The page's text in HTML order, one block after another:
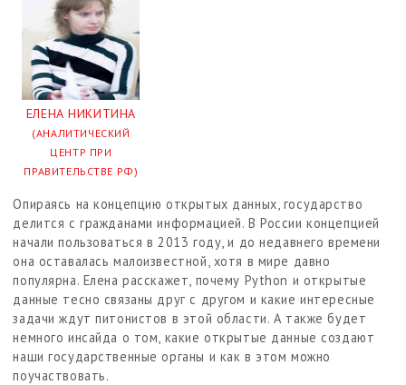
ЕЛЕНА НИКИТИНА
(АНАЛИТИЧЕСКИЙ
ЦЕНТР ПРИ
ПРАВИТЕЛЬСТВЕ РФ)
Опираясь на концепцию открытых данных, государство
делится с гражданами информацией. В России концепцией
начали пользоваться в 2013 году, и до недавнего времени
она оставалась малоизвестной, хотя в мире давно
популярна. Елена расскажет, почему Python и открытые
данные тесно связаны друг с другом и какие интересные
задачи ждут питонистов в этой области. А также будет
немного инсайда о том, какие открытые данные создают
наши государственные органы и как в этом можно
поучаствовать.